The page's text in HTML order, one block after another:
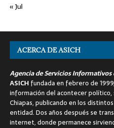
« Jul
ACERCA DE ASICH
Agencia de Servicios Informativos
ASICH fundada en febrero de
información del acontecer
Chiapas, publicando en los
entidad. Dos años después se
internet, donde permanece